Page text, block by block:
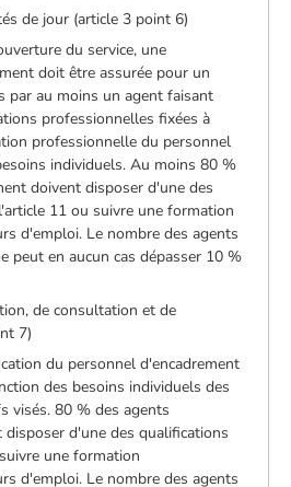
de jour (article 3 point 6)
du service, une
doit être assurée pour un
par au moins un agent faisant
professionnelles fixées à
professionnelle du personnel
individuels. Au moins 80 %
doivent disposer d'une des
11 ou suivre une formation
d'emploi. Le nombre des agents
peut en aucun cas dépasser 10 %
de consultation et de
7)
du personnel d'encadrement
des besoins individuels des
visés. 80 % des agents
d'une des qualifications
une formation
d'emploi. Le nombre des agents